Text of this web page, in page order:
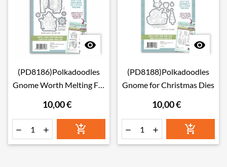

(PD8186)Polkadoodles
Gnome Worth Melting For
10,00 €
  

(PD8188)Polkadoodles
Gnome for Christmas Dies
10,00 €
  